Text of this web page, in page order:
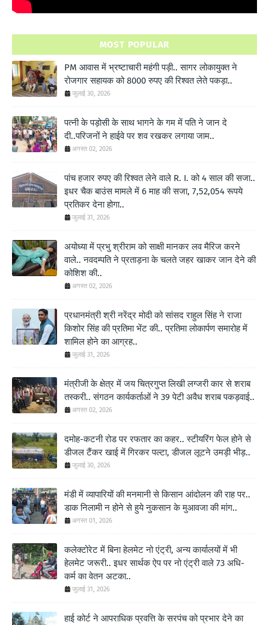
MOST POPULAR
PM आवास में भ्रष्टाचारी महंगी पड़ी.. सागर लोकायुक्त ने
रोजगार सहायक को 8000 रुपए की रिश्वत लेते पकड़ा..
जुलाई 30, 2026
पत्नी के पड़ोसी के साथ भागने के गम में पति ने जान दे
दी..परिजनों ने हाईवे पर शव रखकर लगाया जाम..
अगस्त 02, 2026
पांच हजार रुपए की रिश्वत लेने वाले R. I. को 4 साल की सजा..
इधर चैक बाउंस मामले में 6 माह की सजा, 7,52,054 रूपये
प्रतिकर देना होगा..
जुलाई 31, 2026
अयोध्या में प्रभु श्रीराम को साक्षी मानकर लव मैरिज करने
वाले.. नवदम्पति ने प्रताड़ना के चलते जहर खाकर जान देने की
कोशिश की..
अगस्त 02, 2026
प्रधानमंत्री श्री नरेंद्र मोदी को सांसद राहुल सिंह ने राजा
किशोर सिंह की प्रतिमा भेंट की.. प्रतिमा लोकार्पण समारोह में
शामिल होने का आग्रह..
जुलाई 31, 2026
मंत्रीजी के क्षेत्र में जय चित्रगुप्त लिखी लग्जरी कार से शराब
तस्करी.. संगठन कार्यकर्ताओं ने 39 पेटी अवैध शराब पकड़वाई..
अगस्त 02, 2026
दमोह-कटनी रोड पर रफतार का कहर.. स्टीयरिंग फेल होने से
डीजल टैंकर खाई में गिरकर पल्टा, डीजल लूटने उमड़ी भीड़..
जुलाई 30, 2026
मंडी में व्यापारियों की मनमानी से किसान आंदोलन की राह पर..
डाक निलामी न होने से हुये नुकसान के मुआवजा की मांग..
अगस्त 01, 2026
कलेक्टोरेट में बिना हेलमेट नो एंट्री, अन्य कार्यालयों में भी
हेलमेट जरूरी.. इधर सार्थक ऐप पर नो एंट्री वाले 73 अधि-
कर्म का वेतन अटका..
जुलाई 31, 2026
हाई कोर्ट ने आपराधिक प्रवत्ति के सरपंच को प्रभार देने का